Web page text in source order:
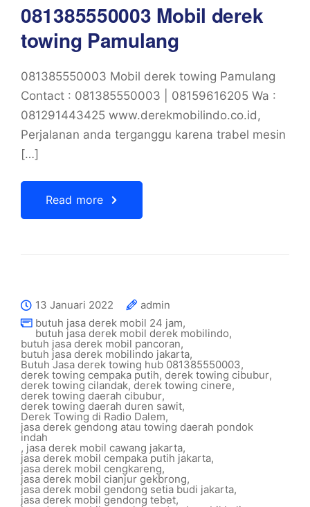
081385550003 Mobil derek
towing Pamulang
081385550003 Mobil derek towing Pamulang
Contact : 081385550003 | 08159616205 Wa :
081291443425 www.derekmobilindo.co.id,
Perjalanan anda terganggu karena trabel mesin
[…]
Read more
13 Januari 2022
admin
butuh jasa derek mobil 24 jam,
butuh jasa derek mobil derek mobilindo,
butuh jasa derek mobil pancoran,
butuh jasa derek mobilindo jakarta,
Butuh Jasa derek towing hub 081385550003,
derek towing cempaka putih, derek towing cibubur,
derek towing cilandak, derek towing cinere,
derek towing daerah cibubur,
derek towing daerah duren sawit,
Derek Towing di Radio Dalem,
jasa derek gendong atau towing daerah pondok
indah
, jasa derek mobil cawang jakarta,
jasa derek mobil cempaka putih jakarta,
jasa derek mobil cengkareng,
jasa derek mobil cianjur gekbrong,
jasa derek mobil gendong setia budi jakarta,
jasa derek mobil gendong tebet,